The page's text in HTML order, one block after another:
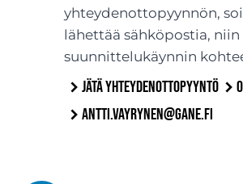
yhteydenottopyynnön,
lähettää sähköpostia,
suunnittelukäynnin
Jätä yhteydenottopyyntö
antti.vayrynen@gane.fi